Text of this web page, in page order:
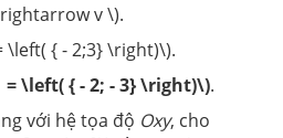
v \).
{ - 2;3} \right)\).
\left( { - 2; - 3} \right)\).
với hệ tọa độ Oxy, cho